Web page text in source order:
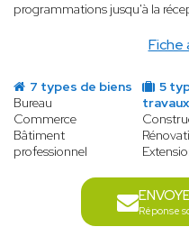
programmations jusqu'à la
7 types de biens
Bureau
Commerce
Bâtiment
professionnel
5
travaux
Réponse